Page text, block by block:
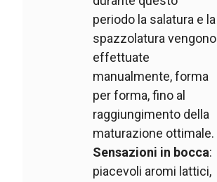
periodo la salatura e la
spazzolatura vengono
effettuate
manualmente, forma
per forma, fino al
raggiungimento della
maturazione ottimale.
Sensazioni in bocca:
piacevoli aromi lattici,